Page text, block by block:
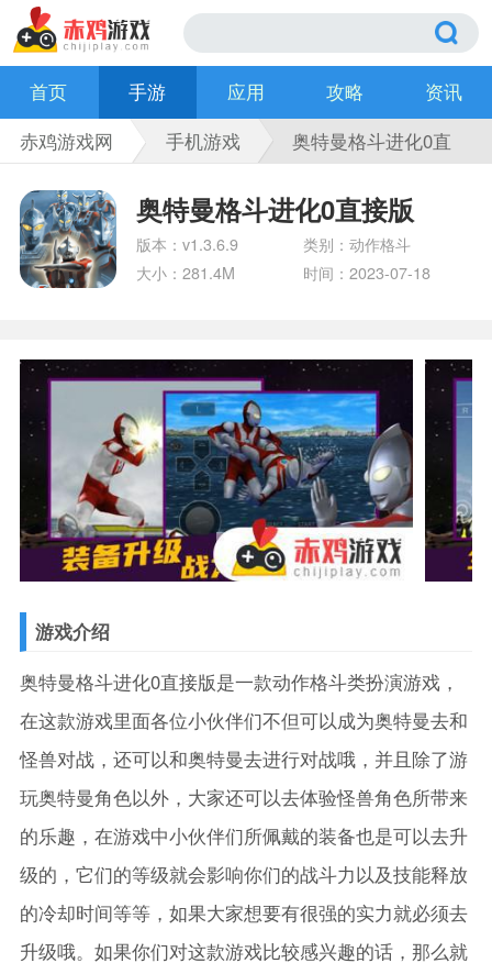
首页 手游 应用 攻略
资讯
赤鸡游戏网
手机游戏
奥特曼格斗进化0直
奥特曼格斗进化0直接版
版本：v1.3.6.9
类别：动作格斗
大小：281.4M
时间：2023-07-18
游戏介绍
奥特曼格斗进化0直接版是一款动作格斗类扮演游戏，
在这款游戏里面各位小伙伴们不但可以成为奥特曼去和
怪兽对战，还可以和奥特曼去进行对战哦，并且除了游
玩奥特曼角色以外，大家还可以去体验怪兽角色所带来
的乐趣，在游戏中小伙伴们所佩戴的装备也是可以去升
级的，它们的等级就会影响你们的战斗力以及技能释放
的冷却时间等等，如果大家想要有很强的实力就必须去
升级哦。如果你们对这款游戏比较感兴趣的话，那么就